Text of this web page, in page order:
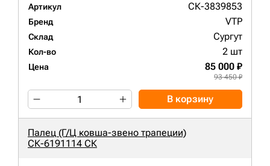
Артикул СК-3839853
Бренд VTP
Склад Сургут
Кол-во 2 шт
Цена 85 000 ₽
93 450 ₽
В корзину
Палец (Г/Ц ковша-звено трапеции)
СК-6191114 СК